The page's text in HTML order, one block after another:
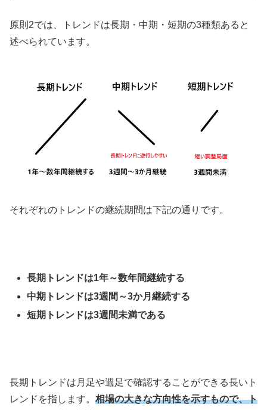
原則 2では、トレンドは長期・中期・短期の3種類あると
述べられています。
それぞれのトレンドの継続期間は下記の通りです。
長期トレンドは1年～数年間継続する
中期トレンドは3週間～3か月継続する
短期トレンドは3週間未満である
長期トレンドは月足や週足で確認することができる長いト
レンドを指します。 相場の大きな方向性を示すもので、ト